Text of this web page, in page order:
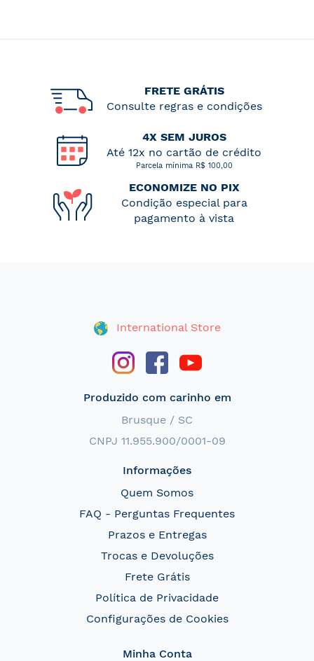
FRETE GRÁTIS
Consulte regras e condições
4X SEM JUROS
Até 12x no cartão de crédito
Parcela mínima R$ 100,00
ECONOMIZE NO PIX
Condição especial para
pagamento à vista
International Store
Produzido com carinho em
Brusque / SC
CNPJ 11.955.900/0001-09
Informações
Quem Somos
FAQ - Perguntas Frequentes
Prazos e Entregas
Trocas e Devoluções
Frete Grátis
Política de Privacidade
Configurações de Cookies
Minha Conta